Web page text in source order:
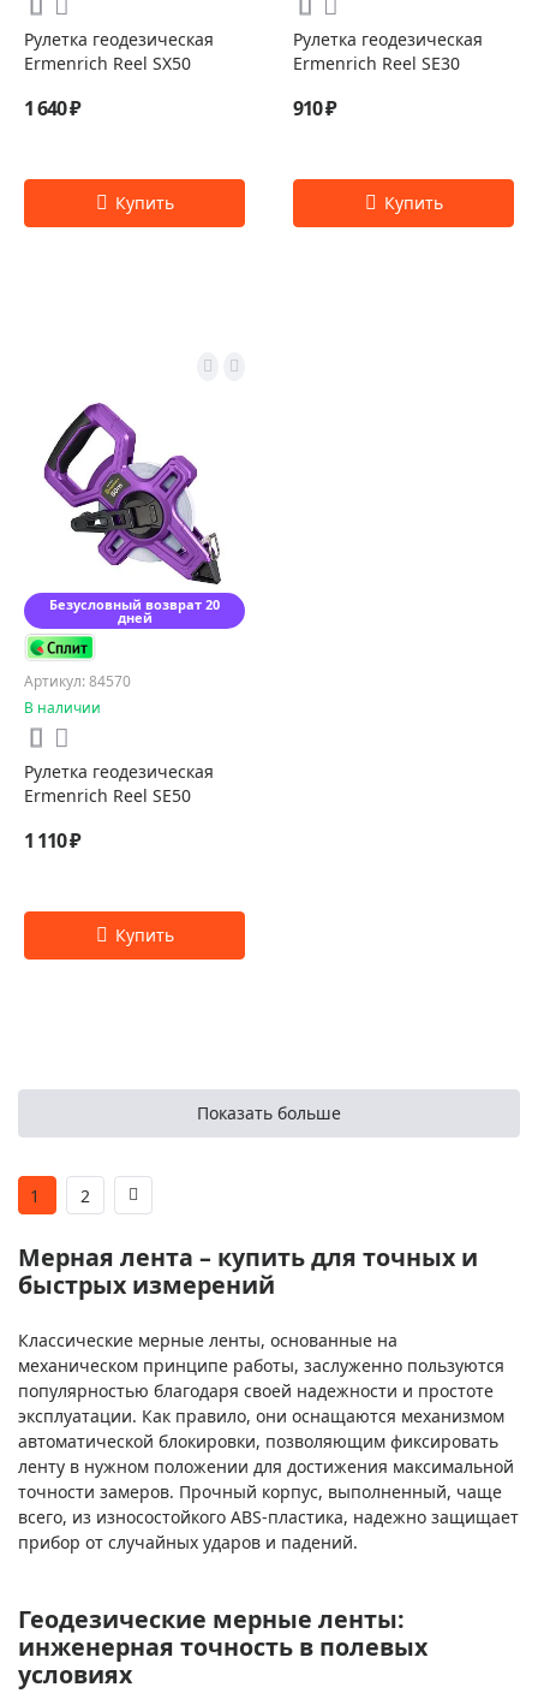
Рулетка геодезическая
Ermenrich Reel SX50
1 640 ₽
Рулетка геодезическая
Ermenrich Reel SE30
910 ₽
Безусловный возврат 20
дней
Артикул: 84570
В наличии
Рулетка геодезическая
Ermenrich Reel SE50
1 110 ₽
Показать больше
1 2
Мерная лента – купить для точных и
быстрых измерений
Классические мерные ленты, основанные на
механическом принципе работы, заслуженно пользуются
популярностью благодаря своей надежности и простоте
эксплуатации. Как правило, они оснащаются механизмом
автоматической блокировки, позволяющим фиксировать
ленту в нужном положении для достижения максимальной
точности замеров. Прочный корпус, выполненный, чаще
всего, из износостойкого ABS-пластика, надежно защищает
прибор от случайных ударов и падений.
Геодезические мерные ленты:
инженерная точность в полевых
условиях